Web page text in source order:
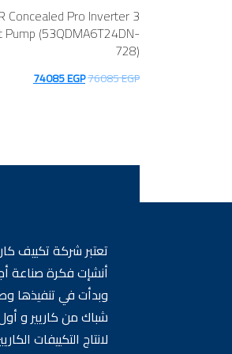
Concealed Pro Inverter 3
Pump (53QDMA6T24DN-
728)
76085EGP
السعر74085EGP
تعتبر شركة تكييف
أنشإت فكرة صناعة
وبدأت في تنفيذها
شباك من كاريير و
لانتاج التكييفات